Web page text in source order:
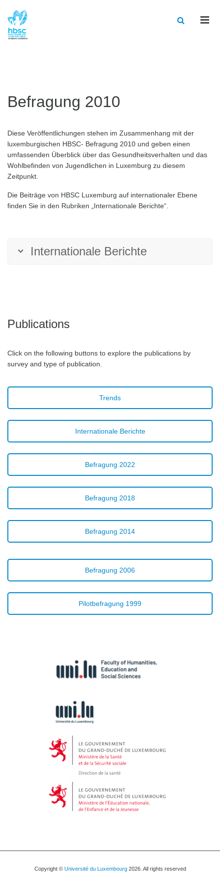
Befragung 2010
Diese Veröffentlichungen stehen im Zusammenhang mit der
luxemburgischen HBSC- Befragung 2010 und geben einen
umfassenden Überblick über das Gesundheitsverhalten und das
Wohlbefinden von Jugendlichen in Luxemburg zu diesem
Zeitpunkt.
Die Beiträge von HBSC Luxemburg auf internationaler Ebene
finden Sie in den Rubriken „Internationale Berichte“.
Internationale Berichte
Publications
Click on the following buttons to explore the publications by
survey and type of publication.
Trends
Internationale Berichte
Befragung 2022
Befragung 2018
Befragung 2014
Befragung 2006
Pilotbefragung 1999
Copyright © Université du Luxembourg2026. All rights reserved